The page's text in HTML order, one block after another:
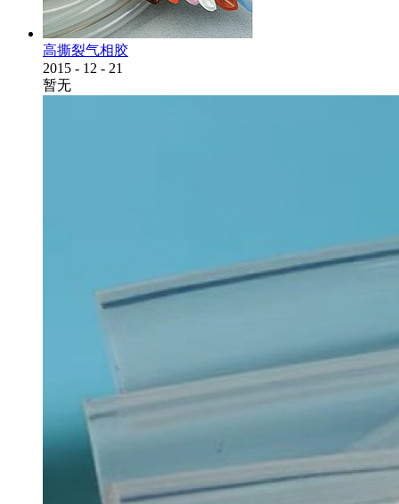
高撕裂气相胶
2015 - 12 - 21
暂无